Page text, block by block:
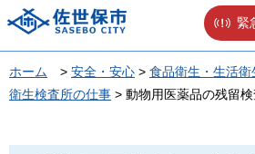
佐世保市 緊
ホーム > 安全・安心 > 食品衛生・生活衛
衛生検査所の仕事 > 動物用医薬品の残留検